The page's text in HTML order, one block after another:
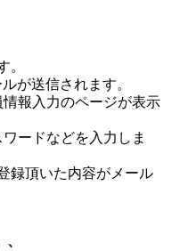
。
が送信されます。
報入力のページが表示
ードなどを入力しま
録頂いた内容がメール